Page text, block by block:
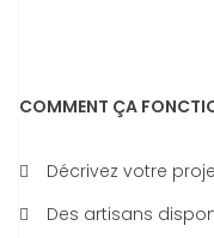
COMMENT ÇA
Décrivez votre
Des artisans